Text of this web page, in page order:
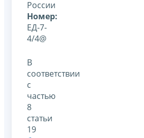
России
Номер:
ЕД-7-
4/4@
В
соответствии
с
частью
8
статьи
19